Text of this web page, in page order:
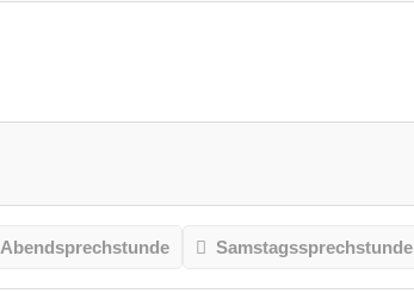
Abendsprechstunde Samstagssprechstunde